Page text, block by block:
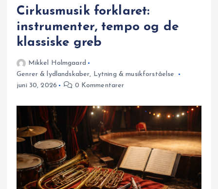
Cirkusmusik forklaret:
instrumenter, tempo og de
klassiske greb
Mikkel Holmgaard
Genrer & lydlandskaber, Lytning & musikforståelse
juni 30, 2026
0 Kommentarer